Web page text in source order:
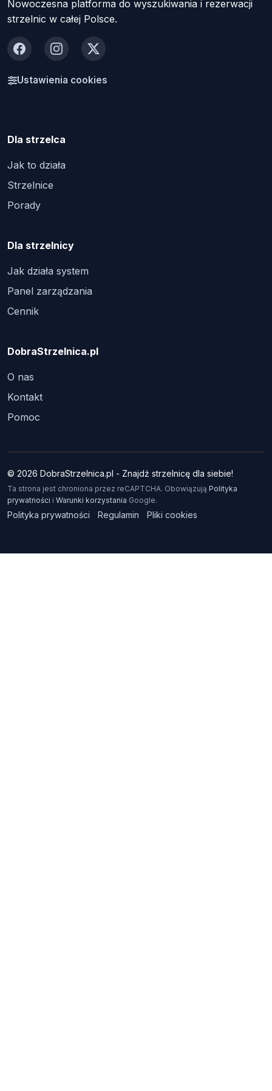
Nowoczesna platforma do wyszukiwania i rezerwacji
strzelnic w całej Polsce.
FacebookInstagram
X
Ustawienia cookies
Dla strzelca
Jak to działa
Strzelnice
Porady
Dla strzelnicy
Jak działa system
Panel zarządzania
Cennik
DobraStrzelnica.pl
O nas
Kontakt
Pomoc
© 2026 DobraStrzelnica.pl - Znajdź strzelnicę dla siebie!
Ta strona jest chroniona przez reCAPTCHA. Obowiązują Polityka
prywatności i Warunki korzystania Google.
Polityka prywatności Regulamin Pliki cookies